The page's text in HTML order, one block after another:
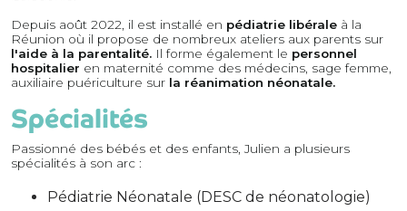
Depuis août 2022, il est installé en pédiatrie libérale à la
Réunion où il propose de nombreux ateliers aux parents sur
l'aide à la parentalité. Il forme également le personnel
hospitalier en maternité comme des médecins, sage femme,
auxiliaire puériculture sur la réanimation néonatale.
Spécialités
Passionné des bébés et des enfants, Julien a plusieurs
spécialités à son arc :
Pédiatrie Néonatale (DESC de néonatologie)